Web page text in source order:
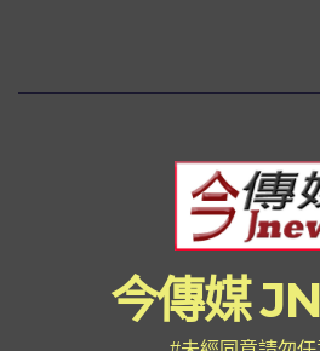
今傳媒